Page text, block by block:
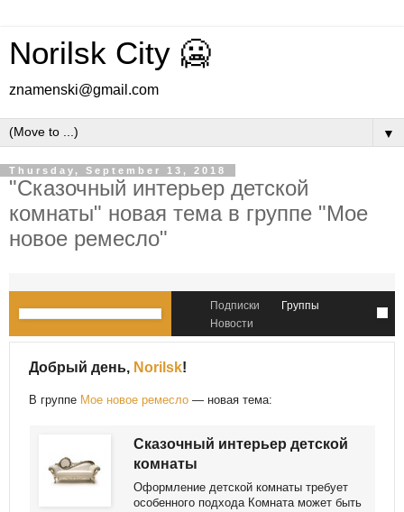
Norilsk City 🥶
znamenski@gmail.com
▼
Thursday, September 13, 2018
"Сказочный интерьер детской
комнаты" новая тема в группе "Мое
новое ремесло"
Подписки
Группы
Новости
Добрый день, Norilsk!
В группе Мое новое ремесло — новая тема:
Сказочный интерьер детской
комнаты
Оформление детской комнаты требует
особенного подхода Комната может быть